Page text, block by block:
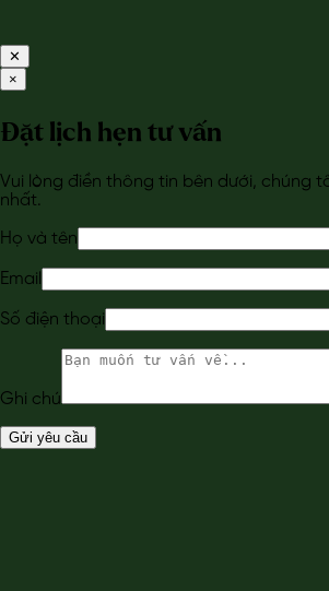
✕
×
Đặt lịch hẹn tư vấn
Vui lòng điền thông tin bên dưới, chúng
nhất.
Họ và tên
Email
Số điện thoại
Ghi chú